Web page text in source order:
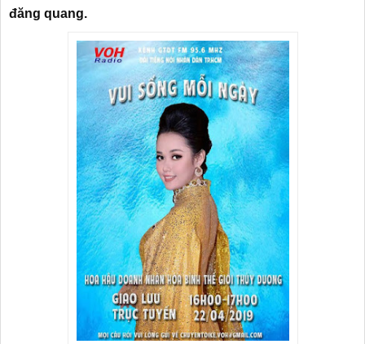
đăng quang.